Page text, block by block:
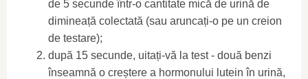
de 5 secunde într-o cantitate mică de urină de
dimineață colectată (sau aruncați-o pe un creion
de testare);
după 15 secunde, uitați-vă la test - două benzi
înseamnă o creștere a hormonului lutein în urină,